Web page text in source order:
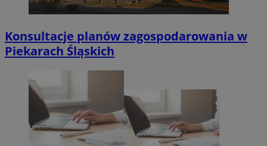
Konsultacje planów zagospodarowania w
Piekarach Śląskich